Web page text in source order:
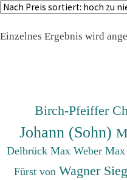
Einzelnes Ergebnis wird
Birch-Pfeiffer
Johann (Sohn)
Delbrück Max Weber Max
Fürst von Wagner